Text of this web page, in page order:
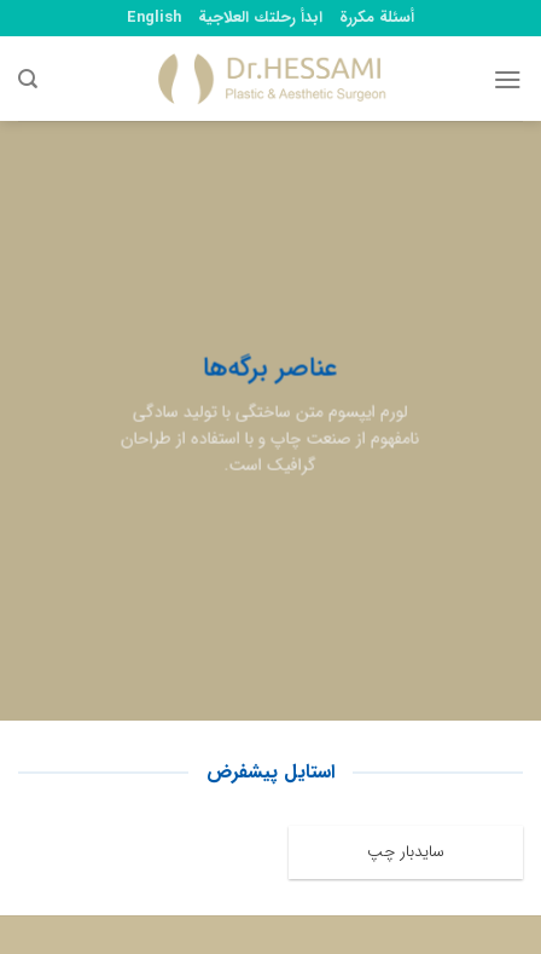
to
content
أسئلة مكررة ابدأ رحلتك العلاجية English
عناصر برگه‌ها
لورم ایپسوم متن ساختگی با تولید سادگی
نامفهوم از صنعت چاپ و با استفاده از طراحان
گرافیک است.
استایل پیشفرض
سایدبار چپ